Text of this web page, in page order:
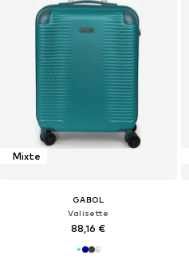
Mixte
GABOL
Valisette
88,16 €